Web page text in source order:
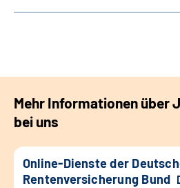
Mehr Informationen über
bei uns
Online-Dienste der
Rentenversicherung Bund